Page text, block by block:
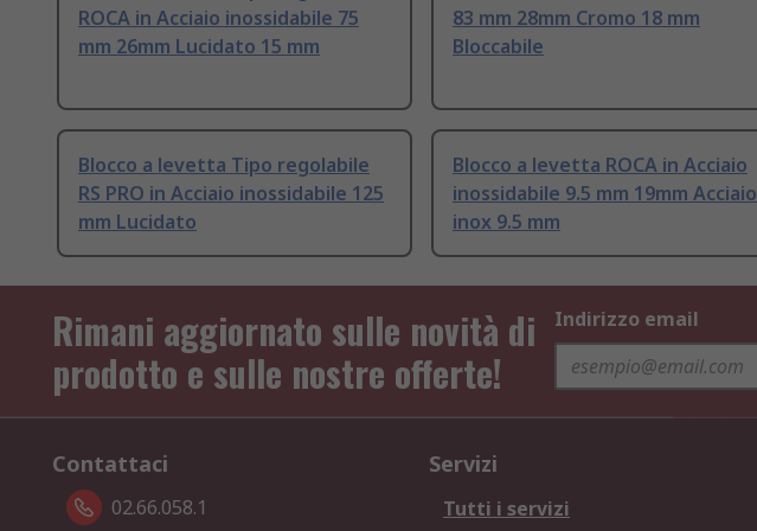
ROCA in Acciaio inossidabile 75
mm 26mm Lucidato 15 mm
83 mm 28mm Cromo 18 mm
Bloccabile
Blocco a levetta Tipo regolabile
RS PRO in Acciaio inossidabile 125
mm Lucidato
Blocco a levetta ROCA in Acciaio
inossidabile 9.5 mm 19mm Acciaio
inox 9.5 mm
Rimani aggiornato sulle novità di
prodotto e sulle nostre offerte!
Indirizzo email
Contattaci
02.66.058.1
Servizi
Tutti i servizi